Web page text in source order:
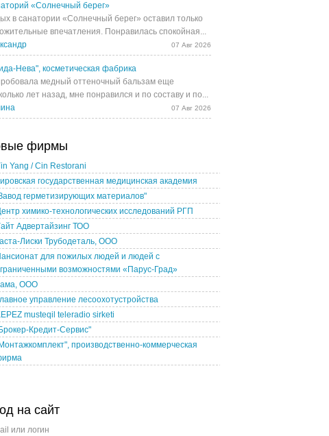
«Солнечный берег»
в санатории «Солнечный берег» оставил только
впечатления. Понравилась спокойная...
07 Авг 2026
Нева", косметическая фабрика
медный оттеночный бальзам еще
лет назад, мне понравился и по составу и по...
07 Авг 2026
фирмы
Yang / Cin Restorani
государственная медицинская академия
герметизирующих материалов"
химико-технологических исследований РГП
Адвертайзинг ТОО
Лиски Трубодеталь, ООО
для пожилых людей и людей с
возможностями «Парус-Град»
ООО
управление лесоохотустройства
musteqil teleradio sirketi
Кредит-Сервис"
производственно-коммерческая
на сайт
или логин